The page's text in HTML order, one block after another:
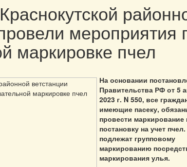
мероприятия
маркировке пчел
На основании
Правительства РФ от 5
2023 г. N 550, все
имеющие пасеку,
провести маркирование
постановку на учет
подлежат групповому
маркированию
маркирования улья.